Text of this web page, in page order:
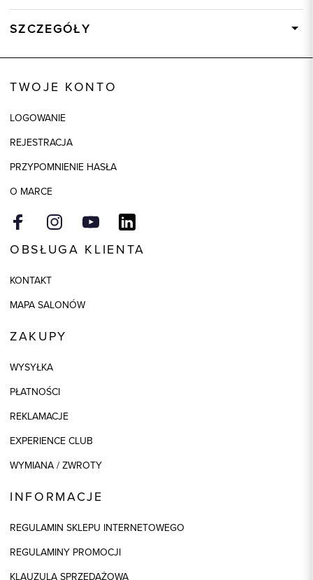
SZCZEGÓŁY
Kolor
TWOJE KONTO
LOGOWANIE
REJESTRACJA
PRZYPOMNIENIE HASŁA
O MARCE
OBSŁUGA KLIENTA
KONTAKT
MAPA SALONÓW
ZAKUPY
WYSYŁKA
PŁATNOŚCI
REKLAMACJE
EXPERIENCE CLUB
WYMIANA / ZWROTY
INFORMACJE
REGULAMIN SKLEPU INTERNETOWEGO
REGULAMINY PROMOCJI
KLAUZULA SPRZEDAŻOWA